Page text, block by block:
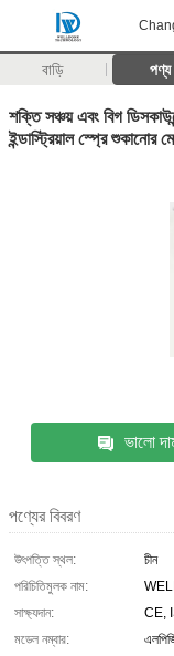
বাড়ি পণ্য
শক্তি সঞ্চয় এবং বিগ
ইন্ডাস্ট্রিয়াল স্প্রে শুকানোর
ভালো
পণ্যের বিবরণ
উৎপত্তি স্থল:
চীন
পরিচিতিমুলক নাম:
সাক্ষ্যদান:
CE,
মডেল নম্বার: